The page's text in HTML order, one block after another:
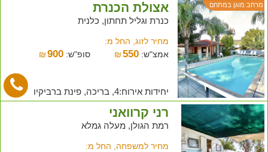
מרחב מוגן במתחם אצולת הכנרת
כנרת וגליל תחתון, כלנית
מחיר לזוג, החל מ:
אמצ"ש:
₪550 סופ"ש: ₪ 900
יחידות אירוח:4, בריכה, פינת ברביקיו
רני קרוואני
רמת הגולן, מעלה גמלא
מחיר למשפחה, החל מ: